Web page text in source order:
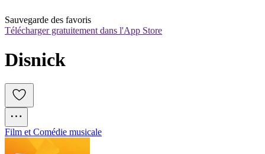
Sauvegarde des favoris
Télécharger gratuitement dans l'App Store
Disnick
Film et Comédie musicale